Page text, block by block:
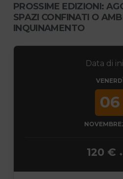
PROSSIME EDIZIONI:
SPAZI CONFINATI O
INQUINAMENTO
Data di
06
NOVEMBRE
120 €